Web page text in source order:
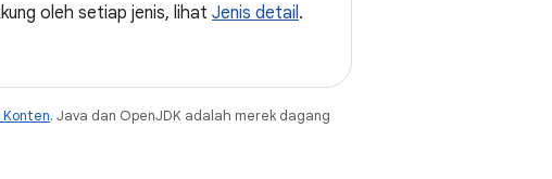
oleh setiap jenis, lihat Jenis detail .
Konten. Java dan OpenJDK adalah merek dagang